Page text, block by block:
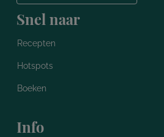
Snel naar
Recepten
Hotspots
Boeken
Info